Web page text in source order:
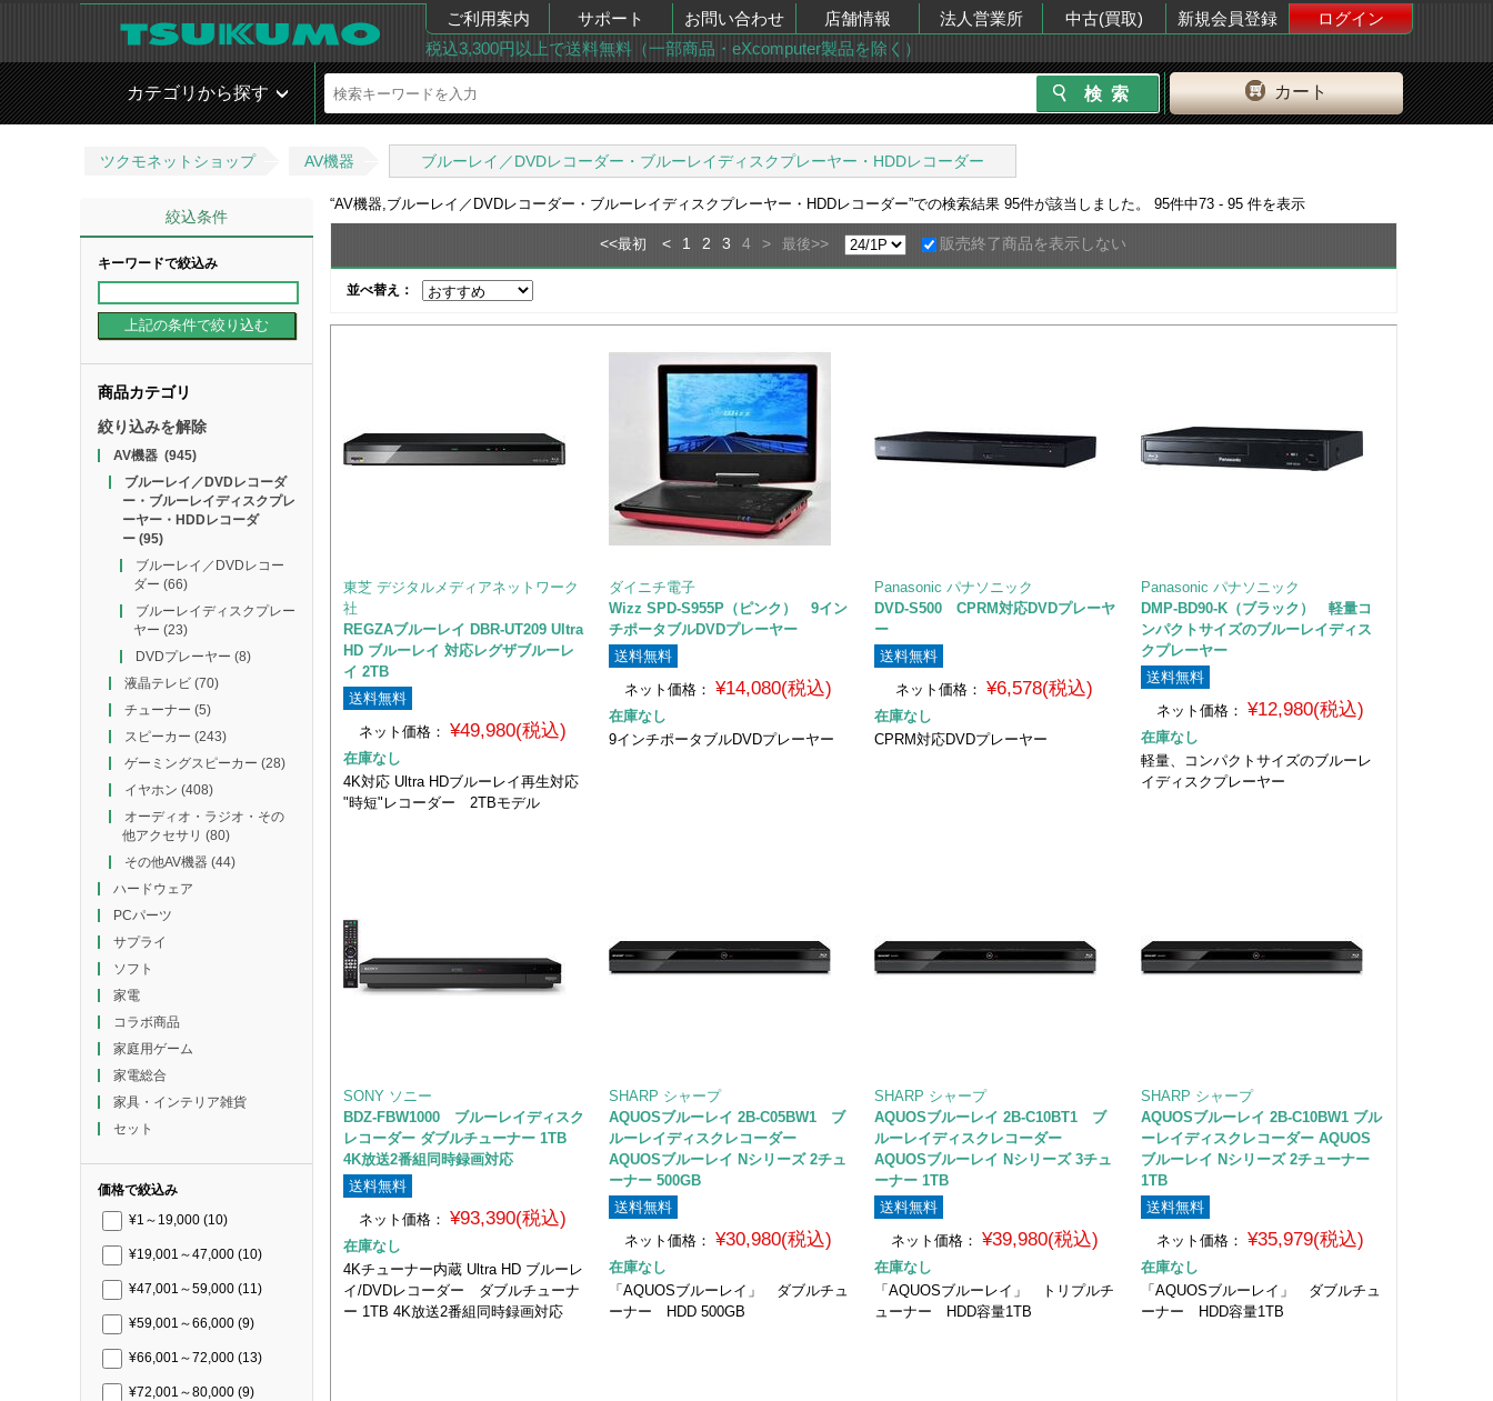
ご利用案内 サポート お問い合わせ 店舗情報 法人営業所 中古(買取) 新規会員登録
ログイン
税込3,300円以上で送料無料（一部商品・eXcomputer製品を除く）
カート
カテゴリから探す
ツクモネットショップ AV機器 ブルーレイ／DVDレコーダー・ブルーレイディスクプレーヤー・HDDレコーダー
絞込条件
キーワードで絞込み
商品カテゴリ
絞り込みを解除
AV機器(945)
ブルーレイ／DVDレコーダ
ー・ブルーレイディスクプレ
ーヤー・HDDレコーダ
ー(95)
ブルーレイ／DVDレコー
ダー (66)
ブルーレイディスクプレー
ヤー (23)
DVDプレーヤー (8)
液晶テレビ(70)
チューナー (5)
スピーカー (243)
ゲーミングスピーカー (28)
イヤホン (408)
オーディオ・ラジオ・その
他アクセサリ (80)
その他AV機器(44)
ハードウェア
PCパーツ
サプライ
ソフト
家電
コラボ商品
家庭用ゲーム
家電総合
家具・インテリア雑貨
セット
価格で絞込み
¥1～19,000 (10)
¥19,001～47,000 (10)
¥47,001～59,000 (11)
¥59,001～66,000 (9)
¥66,001～72,000 (13)
¥72,001～80,000 (9)
“AV機器,ブルーレイ／DVDレコーダー・ブルーレイディスクプレーヤー・HDDレコーダー”での検索結果 95件が該当しました。 95件中73 - 95 件を表示
<<最初 < 1 2 3 4 > 最後>> 販売終了商品を表示しない
並べ替え：
東芝 デジタルメディアネットワーク
社
REGZAブルーレイ DBR-UT209 Ultra
HD ブルーレイ 対応レグザブルーレ
イ 2TB
送料無料
ネット価格：
¥49,980(税込)
在庫なし
4K対応 Ultra HDブルーレイ再生対応
"時短"レコーダー 2TBモデル
ダイニチ電子
Wizz SPD-S955P（ピンク） 9イン
チポータブルDVDプレーヤー
送料無料
ネット価格：
¥14,080(税込)
在庫なし
9インチポータブルDVDプレーヤー
Panasonic パナソニック
DVD-S500 CPRM対応DVDプレーヤ
ー
送料無料
ネット価格：
¥6,578(税込)
在庫なし
CPRM対応DVDプレーヤー
Panasonic パナソニック
DMP-BD90-K（ブラック） 軽量コ
ンパクトサイズのブルーレイディス
クプレーヤー
送料無料
ネット価格： ¥12,980(税込)
在庫なし
軽量、コンパクトサイズのブルーレ
イディスクプレーヤー
SONY ソニー
BDZ-FBW1000 ブルーレイディスク
レコーダー ダブルチューナー 1TB
4K放送2番組同時録画対応
送料無料
ネット価格：
¥93,390(税込)
在庫なし
4Kチューナー内蔵 Ultra HD ブルーレ
イ/DVDレコーダー ダブルチューナ
ー 1TB 4K放送2番組同時録画対応
SHARP シャープ
AQUOSブルーレイ 2B-C05BW1 ブ
ルーレイディスクレコーダー
AQUOSブルーレイ Nシリーズ 2チュ
ーナー 500GB
送料無料
ネット価格：
¥30,980(税込)
在庫なし
「AQUOSブルーレイ」 ダブルチュ
ーナー HDD 500GB
SHARP シャープ
AQUOSブルーレイ 2B-C10BT1 ブ
ルーレイディスクレコーダー
AQUOSブルーレイ Nシリーズ 3チュ
ーナー 1TB
送料無料
ネット価格： ¥39,980(税込)
在庫なし
「AQUOSブルーレイ」 トリプルチ
ューナー HDD容量1TB
SHARP シャープ
AQUOSブルーレイ 2B-C10BW1 ブル
ーレイディスクレコーダー AQUOS
ブルーレイ Nシリーズ 2チューナー
1TB
送料無料
ネット価格： ¥35,979(税込)
在庫なし
「AQUOSブルーレイ」 ダブルチュ
ーナー HDD容量1TB